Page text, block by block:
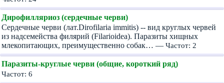
Дирофилляриоз (сердечные черви)
Сердечные черви (лат.Dirofilaria immitis) -- вид круглых червей
из надсемейства филярий (Filarioidea). Паразиты хищных
млекопитающих, преимущественно собак… — Частот: 2
Паразиты-круглые черви (общие, короткий ряд)
Частот: 6